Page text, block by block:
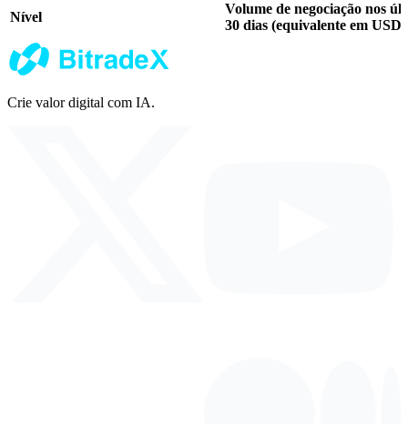
Nível
Volume de negociação nos
30 dias (equivalente em
Crie valor digital com IA.